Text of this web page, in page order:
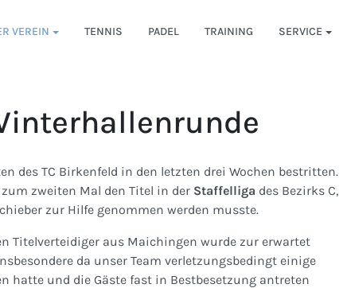
VEREIN TENNIS PADEL TRAINING SERVICE
des TC Birkenfeld in den letzten drei Wochen bestritten.
zweiten Mal den Titel in der Staffelliga des Bezirks C,
zur Hilfe genommen werden musste.
Titelverteidiger aus Maichingen wurde zur erwartet
da unser Team verletzungsbedingt einige
hatte und die Gäste fast in Bestbesetzung antreten